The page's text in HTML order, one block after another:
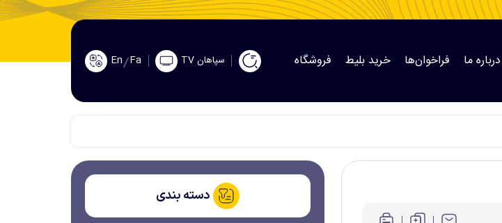
درباره ما فراخوان‌ها خرید بلیط فروشگاه سپاهان TV Fa
En
دسته بندی